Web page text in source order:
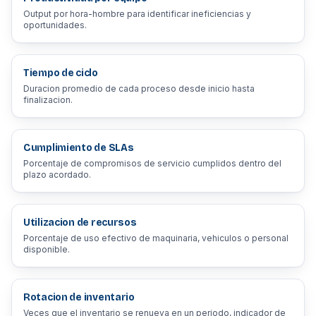
Output por hora-hombre para identificar ineficiencias y
oportunidades.
Tiempo de ciclo
Duracion promedio de cada proceso desde inicio hasta
finalizacion.
Cumplimiento de SLAs
Porcentaje de compromisos de servicio cumplidos dentro del
plazo acordado.
Utilizacion de recursos
Porcentaje de uso efectivo de maquinaria, vehiculos o personal
disponible.
Rotacion de inventario
Veces que el inventario se renueva en un periodo, indicador de